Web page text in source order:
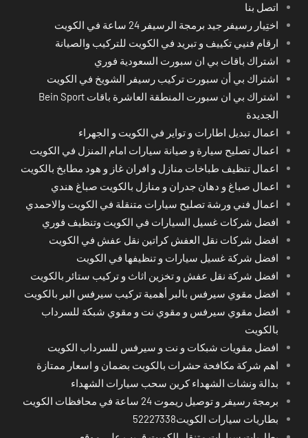
اتصل بنا
اختِيار رسيفر جيد برمجة الرسيفر 24 ساعة في الكويت
ارقام فنيي تكييف و تبريد في الكويت للتركيب والصيانة
اشتراك باقات بي ان سبورت السعودية فوري
اشتراك بي أن سبورت تركيب رسيفر الشويخ في الكويت
اشتراك بي ان سبورت المنطقة العاشرة باقات Bein Sport
الجديدة
اعمال تبديل اطارات و تواير في الكويت و الجهراء
اعمال تصليح سيارة و صيانة سيارات امام المنزل في الكويت
اعمال تنظيف طباخات منازل و افران غاز و هود مطابخ بالكويت
اعمال صباغ و دهان جدران و منازل بالكويت صباغ هندي
اعمال فني ورشة تصليح سيارات متنقلة في الكويت والاحمدي
افضل شركات غسيل السيارات في الكويت وتنظيف فوري
افضل شركات نقل العفش كراتين نقل عفش في الكويت
افضل شركة غسيل سيارات و تنظيفها في الكويت
افضل شركة نقل عفش و تخزين اثاث و تركيب ستائر بالكويت
افضل مقوي سيرفس بالبر أهمية تركيب سيرفس البر بالكويت
افضل مقوي سيرفس و مقوي نت و مقوي شبكة للسرداب
بالكويت
افضل مقويات شبكات و نت و سيرفس للسرداب الكويت
اهم شركة مكافحة حشرات بالكويت بضمان و اسعار ممتازة
بدالة ونشات الشهداء كرين سحب سيارات الشهداء
برمجة رسيفر و توصيل ريموت 24 ساعة في محافظات الكويت
بطاريات سيارات الكويت52227338